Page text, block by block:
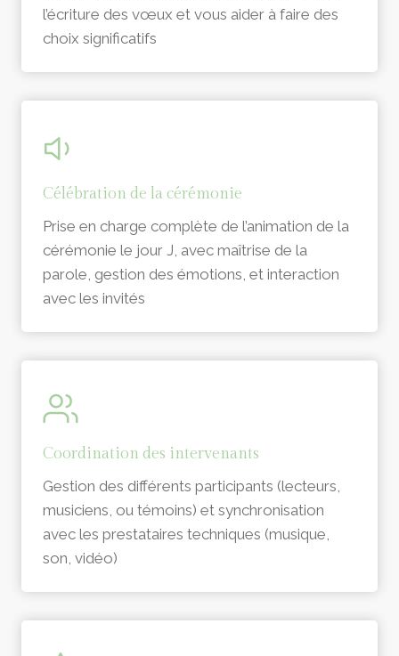
l’écriture des vœux et vous aider à faire des
choix significatifs
Célébration de la cérémonie
Prise en charge complète de l’animation de la
cérémonie le jour J, avec maîtrise de la
parole, gestion des émotions, et interaction
avec les invités
Coordination des intervenants
Gestion des différents participants (lecteurs,
musiciens, ou témoins) et synchronisation
avec les prestataires techniques (musique,
son, vidéo)